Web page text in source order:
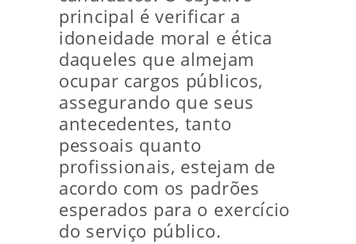
principal é verificar a
idoneidade moral e ética
daqueles que almejam
ocupar cargos públicos,
assegurando que seus
antecedentes, tanto
pessoais quanto
profissionais, estejam de
acordo com os padrões
esperados para o exercício
do serviço público.